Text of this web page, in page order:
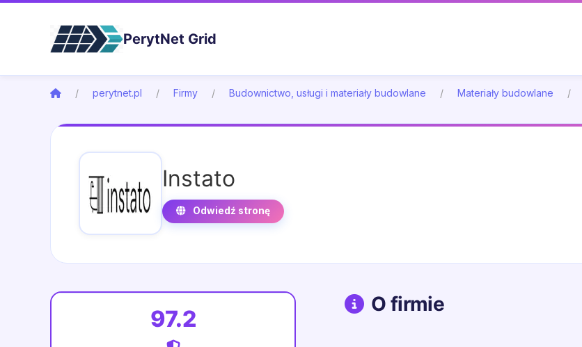
PerytNet Grid
perytnet.pl Firmy Budownictwo, usługi i materiały budowlane Materiały budowlane
Instato
Odwiedź stronę
97.2
O firmie